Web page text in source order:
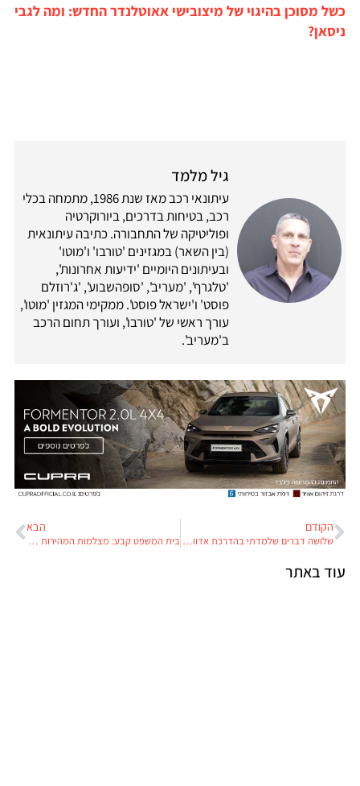
כשל מסוכן בהיגוי של מיצובישי אאוטלנדר החדש: ומה לגבי
ניסאן?
גיל מלמד
עיתונאי רכב מאז שנת 1986, מתמחה בכלי
רכב, בטיחות בדרכים, ביורוקרטיה
ופוליטיקה של התחבורה. כתיבה עיתונאית
(בין השאר) במגזינים 'טורבו' ו'מוטו'
ובעיתונים היומיים 'ידיעות אחרונות',
'טלגרף', 'מעריב', 'סופהשבוע', 'ג'רוזלם
פוסט' ו'ישראל פוסט'. ממקימי המגזין 'מוטו',
עורך ראשי של 'טורבו', ועורך תחום הרכב
ב'מעריב'.
הקודם
שלושה דברים שלמדתי בהדרכת אדוונצ'ר עם פול טארס
הבא
בית המשפט קבע: מצלמות המהירות אמינות אבל אי אפשר להשתמש בהן לאכיפת מהירות
עוד באתר